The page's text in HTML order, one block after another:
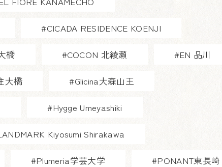
#CICADA RESIDENCE KOENJI
橋 #COCON 北綾瀬 #EN 品川
大橋 #Glicina大森山王
#Hygge Umeyashiki
Kiyosumi Shirakawa
#Plumeria学芸大学 #PONANT東長崎